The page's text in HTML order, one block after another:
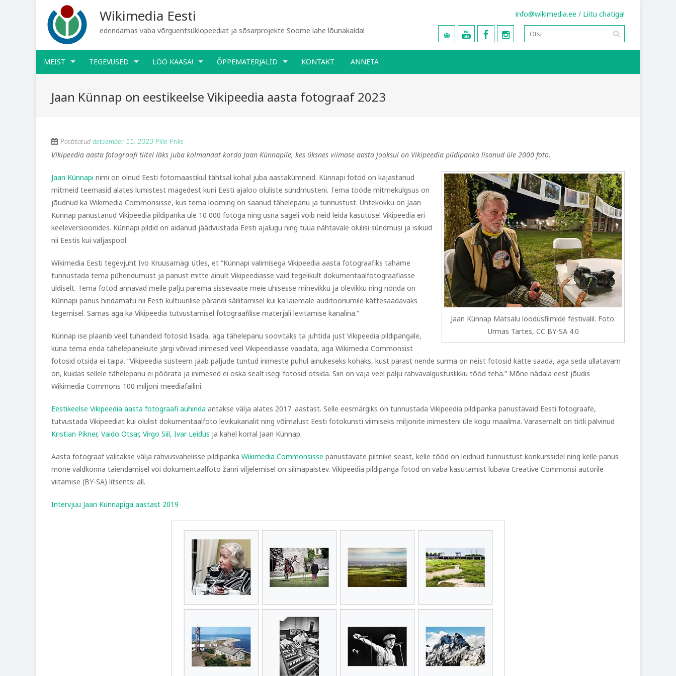
Wikimedia Eesti
edendamas vaba võrguentsüklopeediat ja sõsarprojekte Soome lahe lõunakaldal
info@wikimedia.ee / Liitu chatiga!
MEIST TEGEVUSED LÖÖ KAASA! ÕPPEMATERJALID KONTAKT ANNETA
Jaan Künnap on eestikeelse Vikipeedia aasta fotograaf 2023
Postitatud detsember 11, 2023 Pille Priks
Vikipeedia aasta fotograafi tiitel läks juba kolmandat korda Jaan Künnapile, kes üksnes viimase aasta jooksul on Vikipeedia pildipanka lisanud üle 2000 foto.
Jaan Künnap Matsalu loodusfilmide festivalil. Foto:
Urmas Tartes, CC BY-SA 4.0
Jaan Künnapi nimi on olnud Eesti fotomaastikul tähtsal kohal juba aastakümneid. Künnapi fotod on kajastanud
mitmeid teemasid alates lumistest mägedest kuni Eesti ajaloo oluliste sündmusteni. Tema tööde mitmekülgsus on
jõudnud ka Wikimedia Commonsisse, kus tema looming on saanud tähelepanu ja tunnustust. Ühtekokku on Jaan
Künnap panustanud Vikipeedia pildipanka üle 10 000 fotoga ning üsna sageli võib neid leida kasutusel Vikipeedia eri
keeleversioonides. Künnapi pildid on aidanud jäädvustada Eesti ajalugu ning tuua nähtavale olulisi sündmusi ja isikuid
nii Eestis kui väljaspool.
Wikimedia Eesti tegevjuht Ivo Kruusamägi ütles, et “Künnapi valimisega Vikipeedia aasta fotograafiks tahame
tunnustada tema pühendumust ja panust mitte ainult Vikipeediasse vaid tegelikult dokumentaalfotograafiasse
üldiselt. Tema fotod annavad meile palju parema sissevaate meie ühisesse minevikku ja olevikku ning nõnda on
Künnapi panus hindamatu nii Eesti kultuurilise pärandi säilitamisel kui ka laiemale auditooriumile kättesaadavaks
tegemisel. Samas aga ka Vikipeedia tutvustamisel fotograafilise materjali levitamise kanalina.“
Künnap ise plaanib veel tuhandeid fotosid lisada, aga tähelepanu soovitaks ta juhtida just Vikipeedia pildipangale,
kuna tema enda tähelepanekute järgi võivad inimesed veel Vikipeediasse vaadata, aga Wikimedia Commonsist
fotosid otsida ei taipa. “Vikipeedia süsteem jääb paljude tuntud inimeste puhul ainukeseks kohaks, kust pärast nende surma on neist fotosid kätte saada, aga seda üllatavam
on, kuidas sellele tähelepanu ei pöörata ja inimesed ei oska sealt isegi fotosid otsida. Siin on vaja veel palju rahvavalgustuslikku tööd teha.” Mõne nädala eest jõudis
Wikimedia Commons 100 miljoni meediafailini.
Eestikeelse Vikipeedia aasta fotograafi auhinda antakse välja alates 2017. aastast. Selle eesmärgiks on tunnustada Vikipeedia pildipanka panustavaid Eesti fotograafe,
tutvustada Vikipeediat kui olulist dokumentaalfoto levikukanalit ning võimalust Eesti fotokunsti viimiseks miljonite inimesteni üle kogu maailma. Varasemalt on tiitli pälvinud
Kristian Pikner, Vaido Otsar, Virgo Siil, Ivar Leidus ja kahel korral Jaan Künnap.
Aasta fotograaf valitakse välja rahvusvahelisse pildipanka Wikimedia Commonsisse panustavate piltnike seast, kelle tööd on leidnud tunnustust konkurssidel ning kelle panus
mõne valdkonna täiendamisel või dokumentaalfoto žanri viljelemisel on silmapaistev. Vikipeedia pildipanga fotod on vaba kasutamist lubava Creative Commonsi autorile
viitamise (BY-SA) litsentsi all.
Intervjuu Jaan Künnapiga aastast 2019